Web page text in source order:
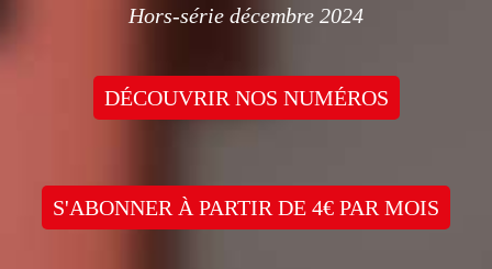
Hors-série décembre 2024
DÉCOUVRIR NOS NUMÉROS
S'ABONNER À PARTIR DE 4€ PAR MOIS